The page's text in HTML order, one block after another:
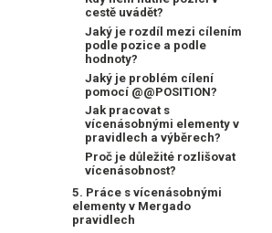
cestě uvádět?
Jaký je rozdíl mezi cílením
podle pozice a podle
hodnoty?
Jaký je problém cílení
pomocí @@POSITION?
Jak pracovat s
vícenásobnými elementy v
pravidlech a výběrech?
Proč je důležité rozlišovat
vícenásobnost?
5. Práce s vícenásobnými
elementy v Mergado
pravidlech